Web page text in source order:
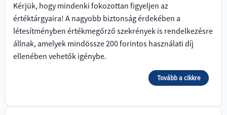
Kérjük, hogy mindenki fokozottan figyeljen az
értéktárgyaira! A nagyobb biztonság érdekében a
létesítményben értékmegőrző szekrények is rendelkezésre
állnak, amelyek mindössze 200 forintos használati díj
ellenében vehetők igénybe.
Tovább a cikkre